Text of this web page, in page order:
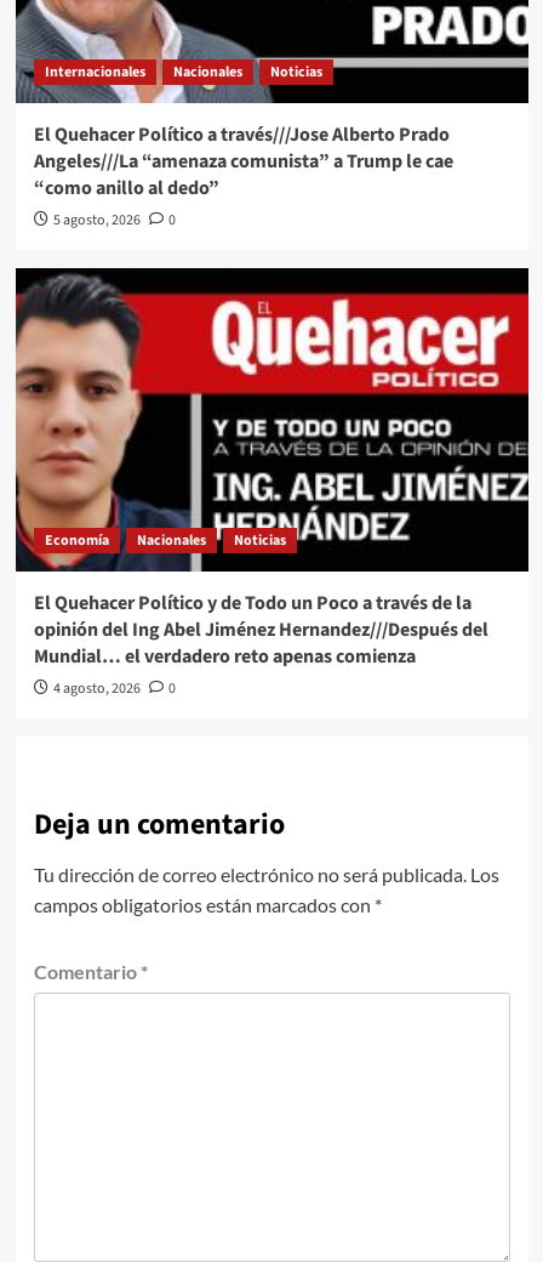
Internacionales Nacionales Noticias
El Quehacer Político a través///Jose Alberto Prado
Angeles///La “amenaza comunista” a Trump le cae
“como anillo al dedo”
5 agosto, 2026 0
Economía Nacionales Noticias
El Quehacer Político y de Todo un Poco a través de la
opinión del Ing Abel Jiménez Hernandez///Después del
Mundial… el verdadero reto apenas comienza
4 agosto, 2026 0
Deja un comentario
Tu dirección de correo electrónico no será publicada. Los
campos obligatorios están marcados con *
Comentario *